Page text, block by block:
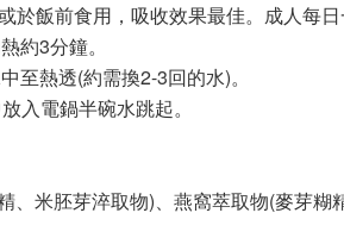
於飯前食用，吸收效果最佳。成人每日
約3分鐘。
至熱透(約需換2-3回的水)。
入電鍋半碗水跳起。
、米胚芽淬取物)、燕窩萃取物(麥芽糊